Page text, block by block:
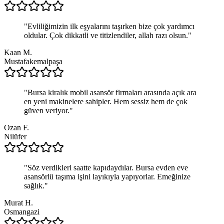
"Evliliğimizin ilk eşyalarını taşırken bize çok yardımcı
oldular. Çok dikkatli ve titizlendiler, allah razı olsun."
Kaan M.
Mustafakemalpaşa
"Bursa kiralık mobil asansör firmaları arasında açık ara
en yeni makinelere sahipler. Hem sessiz hem de çok
güven veriyor."
Ozan F.
Nilüfer
"Söz verdikleri saatte kapıdaydılar. Bursa evden eve
asansörlü taşıma işini layıkıyla yapıyorlar. Emeğinize
sağlık."
Murat H.
Osmangazi